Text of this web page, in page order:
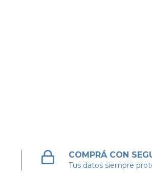
COMPRÁ CON
Tus datos siempre